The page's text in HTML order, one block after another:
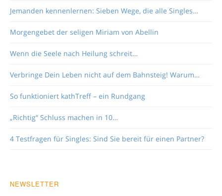
Jemanden kennenlernen: Sieben Wege, die alle Singles…
Morgengebet der seligen Miriam von Abellin
Wenn die Seele nach Heilung schreit…
Verbringe Dein Leben nicht auf dem Bahnsteig! Warum…
So funktioniert kathTreff – ein Rundgang
„Richtig“ Schluss machen in 10…
4 Testfragen für Singles: Sind Sie bereit für einen Partner?
NEWSLETTER